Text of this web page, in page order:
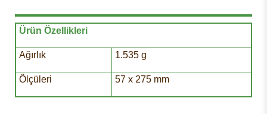
Ürün Özellikleri
Ağırlık 1.535 g
Ölçüleri 57 x 275 mm